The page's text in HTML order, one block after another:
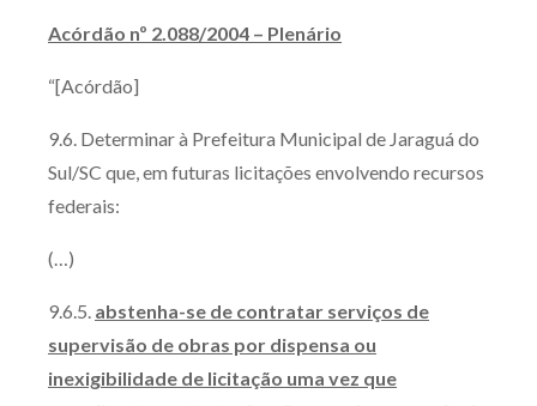
Acórdão nº 2.088/2004 – Plenário
“[Acórdão]
9.6. Determinar à Prefeitura Municipal de Jaraguá do
Sul/SC que, em futuras licitações envolvendo recursos
federais:
(…)
9.6.5. abstenha-se de contratar serviços de
supervisão de obras por dispensa ou
inexigibilidade de licitação uma vez que